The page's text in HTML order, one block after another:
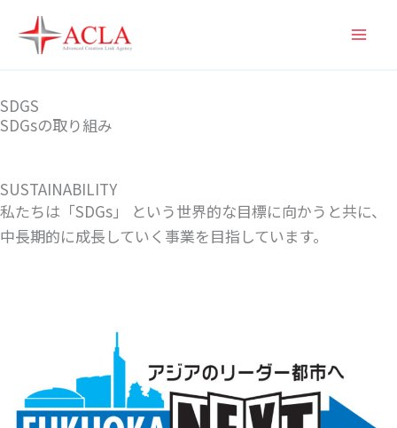
キ
ッ
SDGS
SDGsの取り組み
SUSTAINABILITY
私たちは「SDGs」 という世界的な目標に向かうと共に、
中長期的に成長していく事業を目指しています。